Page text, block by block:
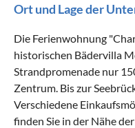
Ort und Lage der
Die Ferienwohnung
historischen Bädervilla
Strandpromenade nur
Zentrum. Bis zur
Verschiedene
finden Sie in der Nähe